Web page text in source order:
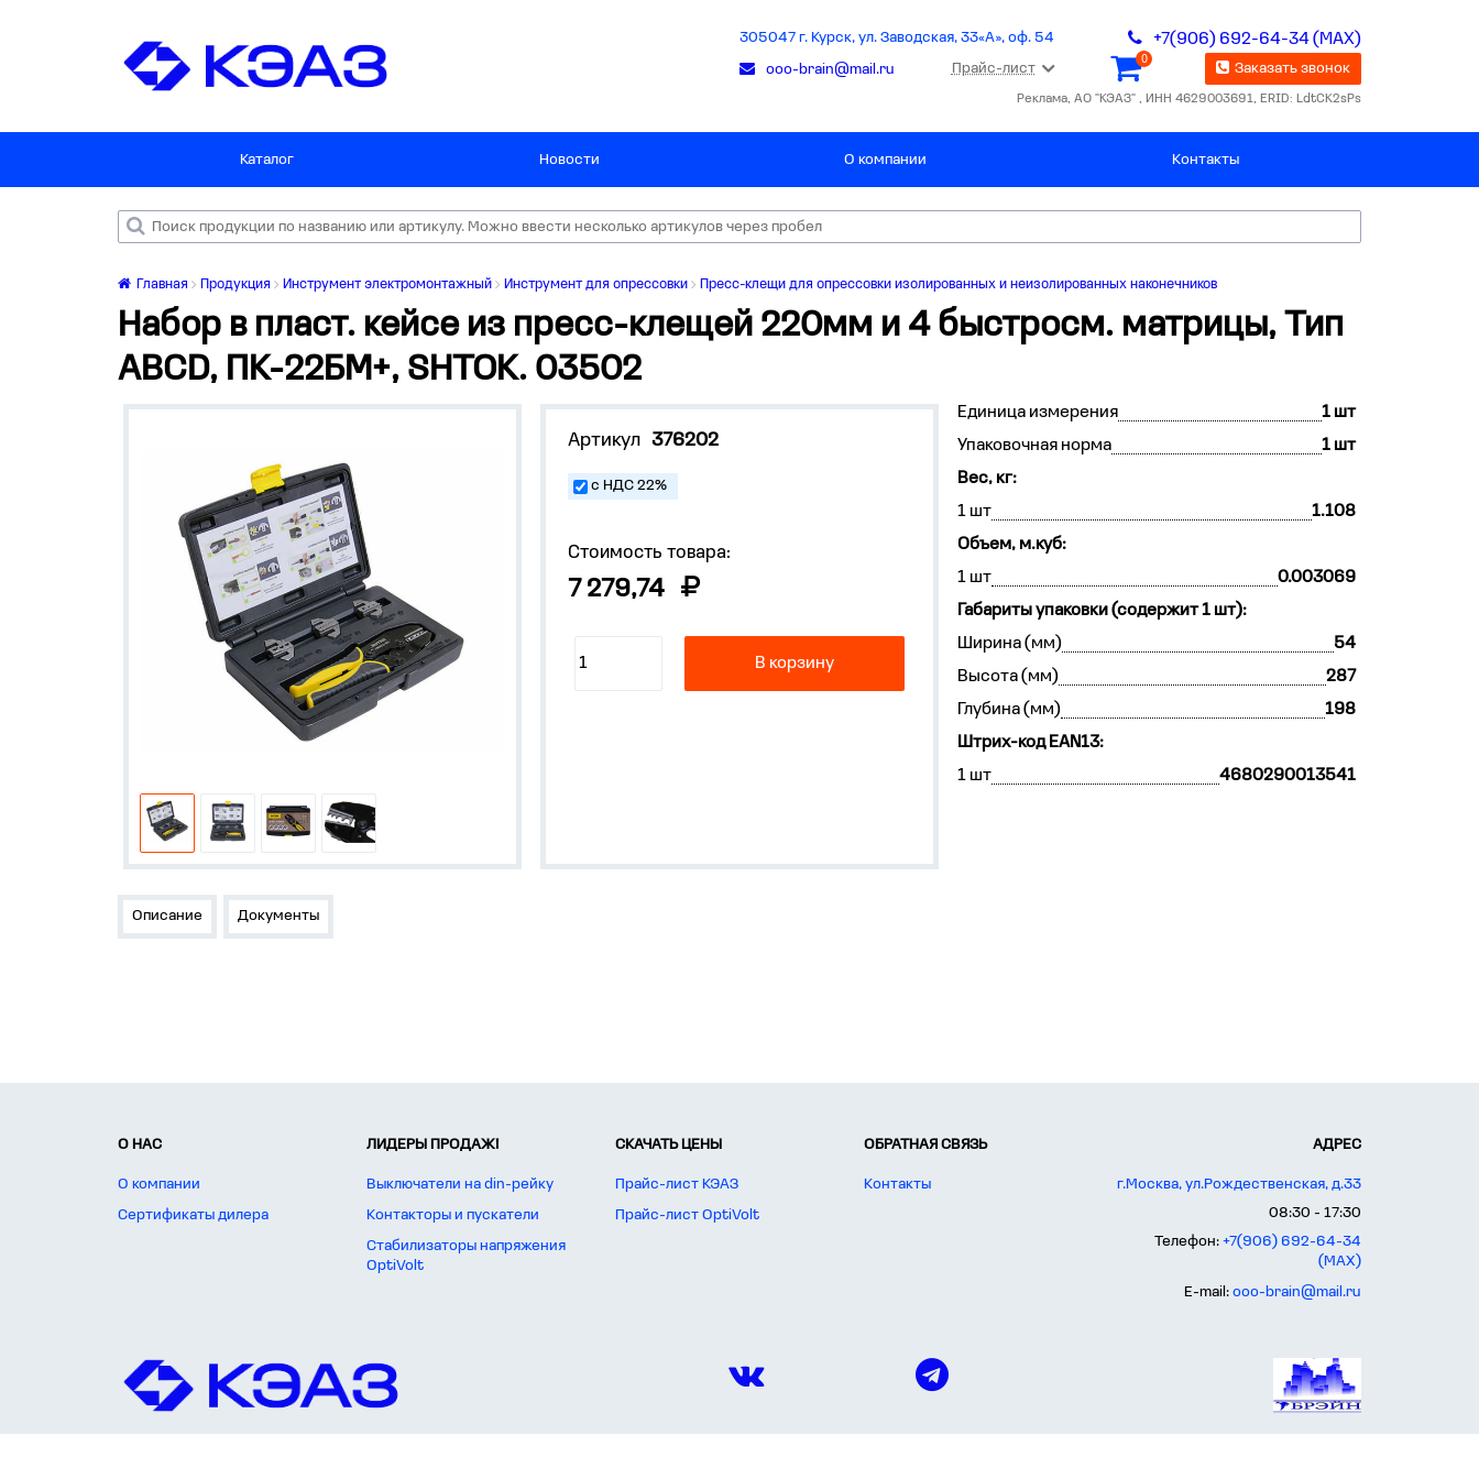
305047 г. Курск, ул. Заводская, 33«А», оф. 54 +7(906) 692-64-34 (MAX)
ooo-brain@mail.ru Прайс-лист
0
Заказать звонок
Реклама, АО "КЭАЗ" , ИНН 4629003691, ERID: LdtCK2sPs
Каталог Новости О компании Контакты
Главная Продукция Инструмент электромонтажный Инструмент для опрессовки Пресс-клещи для опрессовки изолированных и неизолированных наконечников
Набор в пласт. кейсе из пресс-клещей 220мм и 4 быстросм. матрицы, Тип
ABCD, ПК-22БМ+, SHTOK. 03502
Артикул 376202
с НДС 22%
Стоимость товара:
7 279,74
В корзину
Единица измерения
1 шт
Упаковочная норма
1 шт
Вес, кг:
1 шт
1.108
Объем, м.куб:
1 шт
0.003069
Габариты упаковки (содержит 1 шт):
Ширина (мм)
54
Высота (мм)
287
Глубина (мм)
198
Штрих-код EAN13:
1 шт
4680290013541
Описание Документы
О НАС
О компании
Сертификаты дилера
ЛИДЕРЫ ПРОДАЖ!
Выключатели на din-рейку
Контакторы и пускатели
Стабилизаторы напряжения
OptiVolt
СКАЧАТЬ ЦЕНЫ
Прайс-лист КЭАЗ
Прайс-лист OptiVolt
ОБРАТНАЯ СВЯЗЬ
Контакты
АДРЕС
г.Москва, ул.Рождественская, д.33
08:30 - 17:30
Телефон: +7(906) 692-64-34
(MAX)
E-mail: ooo-brain@mail.ru